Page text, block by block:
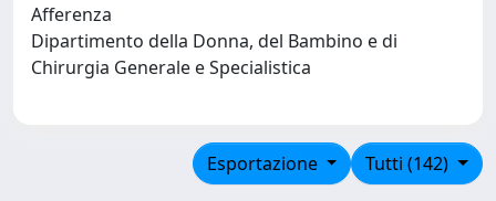
Afferenza
Dipartimento della Donna, del Bambino e di
Chirurgia Generale e Specialistica
Tutti (142)
Esportazione